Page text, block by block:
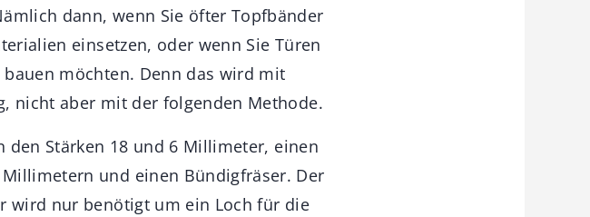
dann, wenn Sie öfter Topfbänder
einsetzen, oder wenn Sie Türen
möchten. Denn das wird mit
nicht aber mit der folgenden Methode.
den Stärken 18 und 6 Millimeter, einen
und einen Bündigfräser. Der
wird nur benötigt um ein Loch für die